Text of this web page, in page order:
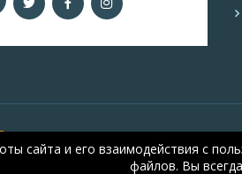
сайта и его взаимодействия с
файлов. Вы